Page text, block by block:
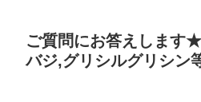
ご質問にお答えします
バジ,グリシルグリシン